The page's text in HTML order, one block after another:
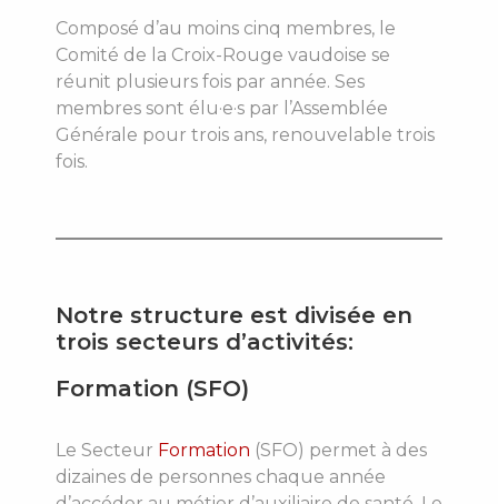
Composé d’au moins cinq membres, le
Comité de la Croix-Rouge vaudoise se
réunit plusieurs fois par année. Ses
membres sont élu·e·s par l’Assemblée
Générale pour trois ans, renouvelable trois
fois.
Notre structure est divisée en
trois secteurs d’activités:
Formation (SFO)
Le Secteur Formation (SFO) permet à des
dizaines de personnes chaque année